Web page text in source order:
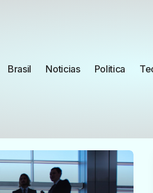
Brasil Noticias Politica